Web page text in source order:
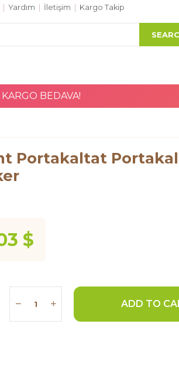
Yardım İletişim Kargo Takip
KARGO BEDAVA!
Portakaltat Portakal
$